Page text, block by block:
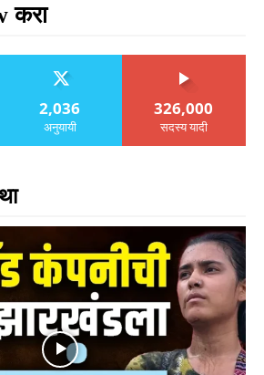
करा
2,036
अनुयायी
326,000
सदस्य यादी